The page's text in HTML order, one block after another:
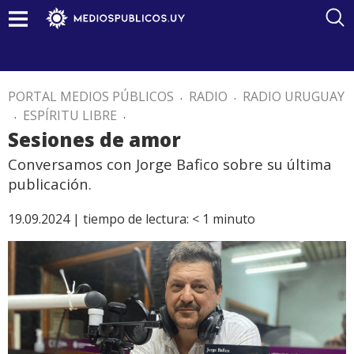
PORTAL MEDIOS PÚBLICOS . RADIO . RADIO URUGUAY
. ESPÍRITU LIBRE .
Sesiones de amor
Conversamos con Jorge Bafico sobre su última
publicación.
19.09.2024 | tiempo de lectura: < 1 minuto